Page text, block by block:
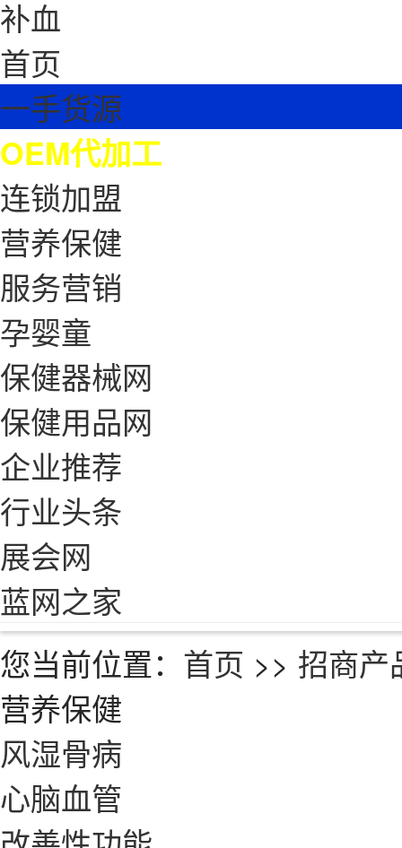
补血
首页
一手货源
OEM代加工
连锁加盟
营养保健
服务营销
孕婴童
保健器械网
保健用品网
企业推荐
行业头条
展会网
蓝网之家
您当前位置： 首页 >> 招商产
营养保健
风湿骨病
心脑血管